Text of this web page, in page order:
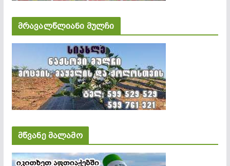
მრავალწლიანი მულჩი
მწვანე მალამო